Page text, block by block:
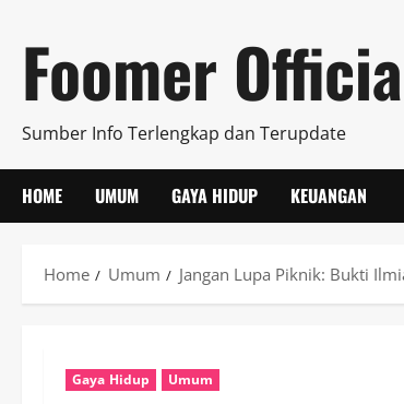
content
Foomer
Sumber Info Terlengkap dan Terupdate
HOME UMUM GAYA HIDUP KEUANGAN
Home Umum Jangan Lupa Piknik: Bukti
Gaya Hidup Umum